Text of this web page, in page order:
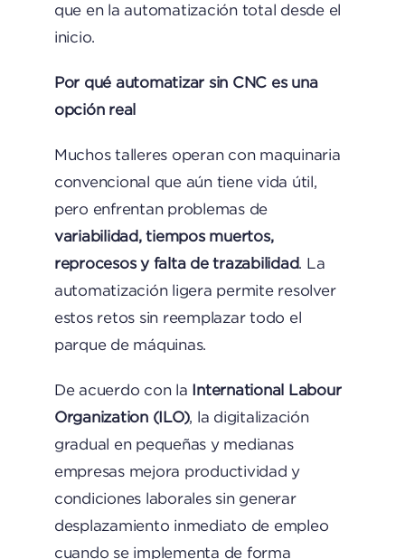
que en la automatización total desde el
inicio.
Por qué automatizar sin CNC es una
opción real
Muchos talleres operan con maquinaria
convencional que aún tiene vida útil,
pero enfrentan problemas de
variabilidad, tiempos muertos,
reprocesos y falta de trazabilidad. La
automatización ligera permite resolver
estos retos sin reemplazar todo el
parque de máquinas.
De acuerdo con la
International Labour
Organization (ILO), la digitalización
gradual en pequeñas y medianas
empresas mejora productividad y
condiciones laborales sin generar
desplazamiento inmediato de empleo
cuando se implementa de forma